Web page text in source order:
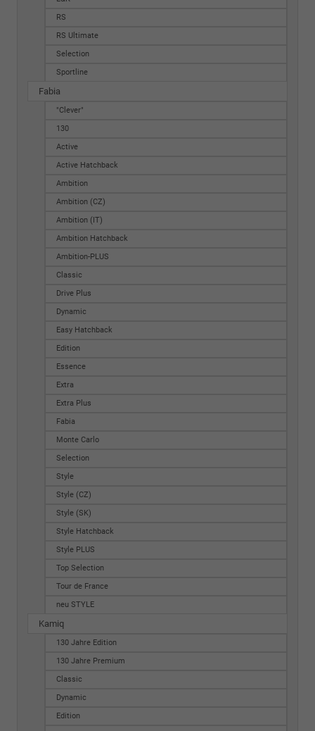
RS
RS Ultimate
Selection
Sportline
Fabia
"Clever"
130
Active
Active Hatchback
Ambition
Ambition (CZ)
Ambition (IT)
Ambition Hatchback
Ambition-PLUS
Classic
Drive Plus
Dynamic
Easy Hatchback
Edition
Essence
Extra
Extra Plus
Fabia
Monte Carlo
Selection
Style
Style (CZ)
Style (SK)
Style Hatchback
Style PLUS
Top Selection
Tour de France
neu STYLE
Kamiq
130 Jahre Edition
130 Jahre Premium
Classic
Dynamic
Edition